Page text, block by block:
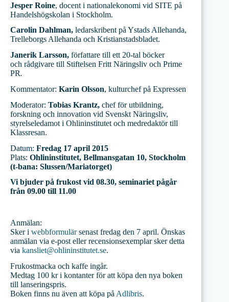
Jesper Roine, docent i nationalekonomi vid SITE på
Handelshögskolan i Stockholm.
Carolin Dahlman, ledarskribent på Ystads Allehanda,
Trelleborgs Allehanda och Kristianstadsbladet.
Janerik Larsson, författare till ett 20-tal böcker
och rådgivare till Stiftelsen Fritt Näringsliv och Prime
PR.
Kommentator: Karin Olsson, kulturchef på Expressen
Moderator: Tobias Krantz, chef för utbildning,
forskning och innovation vid Svenskt Näringsliv,
styrelseledamot i Ohlininstitutet och medredaktör till
Klassresan.
Datum: Fredag 17 april 2015
Plats: Ohlininstitutet, Bellmansgatan 10, Stockholm
(t-bana: Slussen/Mariatorget)
Vi bjuder på frukost vid 08.30, seminariet pågår
från 09.00 till 11.00
Anmälan:
Sker i webbformulärsenast fredag den 7 april. Önskas
anmälan via e-post eller recensionsexemplar sker detta
via kansliet@ohlininstitutet.se.
Frukostmacka och kaffe ingår.
Medtag 100 kr i kontanter för att köpa den nya boken
till lanseringspris.
Boken finns nu även att köpa på Adlibris.